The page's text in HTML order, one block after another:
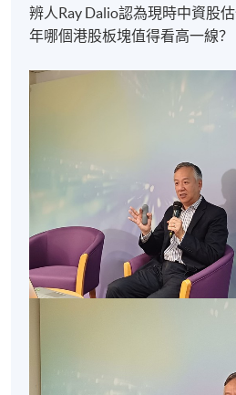
辨人Ray Dalio認為現時中資股
年哪個港股板塊值得看高一線？